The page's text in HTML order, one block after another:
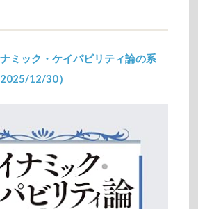
ミック・ケイパビリティ論の系
12/30）